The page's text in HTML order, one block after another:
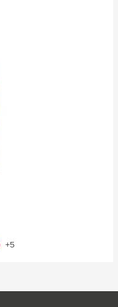
rouge
+5